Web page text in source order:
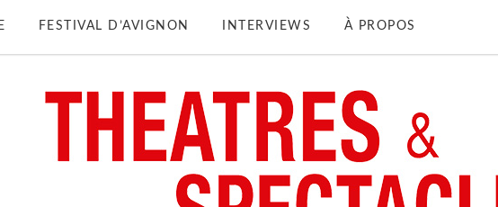
FESTIVAL D’AVIGNON INTERVIEWS À PROPOS